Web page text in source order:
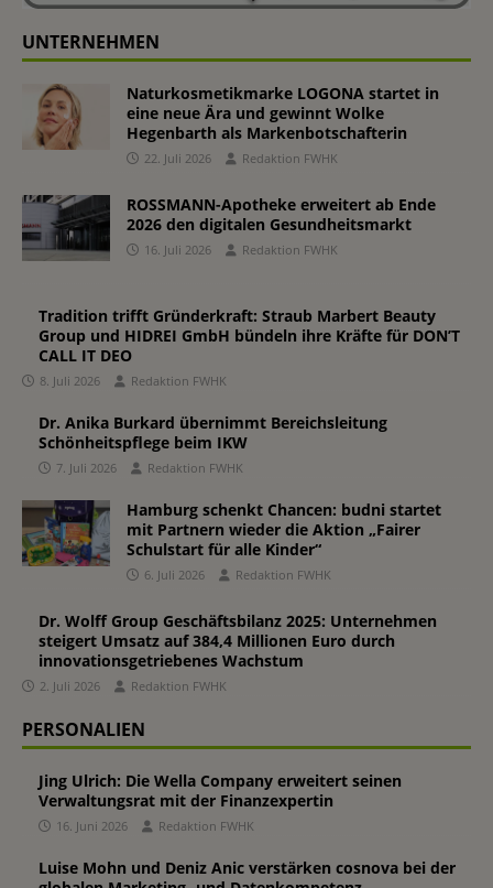
UNTERNEHMEN
Naturkosmetikmarke LOGONA startet in
eine neue Ära und gewinnt Wolke
Hegenbarth als Markenbotschafterin
22. Juli 2026 Redaktion FWHK
ROSSMANN-Apotheke erweitert ab Ende
2026 den digitalen Gesundheitsmarkt
16. Juli 2026 Redaktion FWHK
Tradition trifft Gründerkraft: Straub Marbert Beauty
Group und HIDREI GmbH bündeln ihre Kräfte für DON’T
CALL IT DEO
8. Juli 2026 Redaktion FWHK
Dr. Anika Burkard übernimmt Bereichsleitung
Schönheitspflege beim IKW
7. Juli 2026 Redaktion FWHK
Hamburg schenkt Chancen: budni startet
mit Partnern wieder die Aktion „Fairer
Schulstart für alle Kinder“
6. Juli 2026 Redaktion FWHK
Dr. Wolff Group Geschäftsbilanz 2025: Unternehmen
steigert Umsatz auf 384,4 Millionen Euro durch
innovationsgetriebenes Wachstum
2. Juli 2026 Redaktion FWHK
PERSONALIEN
Jing Ulrich: Die Wella Company erweitert seinen
Verwaltungsrat mit der Finanzexpertin
16. Juni 2026 Redaktion FWHK
Luise Mohn und Deniz Anic verstärken cosnova bei der